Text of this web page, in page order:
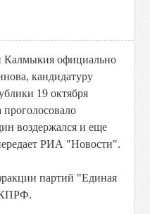
Калмыкия официально
кандидатуру
19 октября
воздержался и еще
РИА "Новости".
партий "Единая
КПРФ.